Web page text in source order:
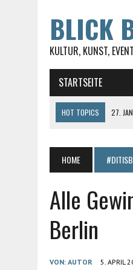
BLICK
KULTUR, KUNST,
STARTSEITE
HOT TOPICS 27.
28. FEBRUAR 2017 |
30. MAI 2021
DIE
HOME
Alle
Berlin
VON: AUTOR 5. APRIL